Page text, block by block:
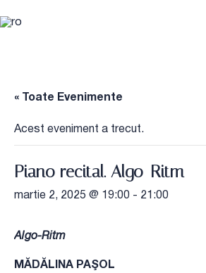
Știri
Resurse
« Toate Evenimente
Acest eveniment a trecut.
Piano recital. Algo-Ritm
martie 2, 2025 @ 19:00 - 21:00
Algo-Ritm
MĂDĂLINA PAŞOL